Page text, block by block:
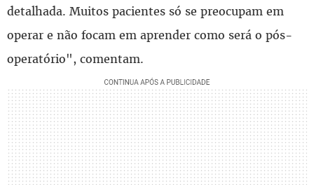
detalhada. Muitos pacientes só se preocupam em
operar e não focam em aprender como será o pós-
operatório", comentam.